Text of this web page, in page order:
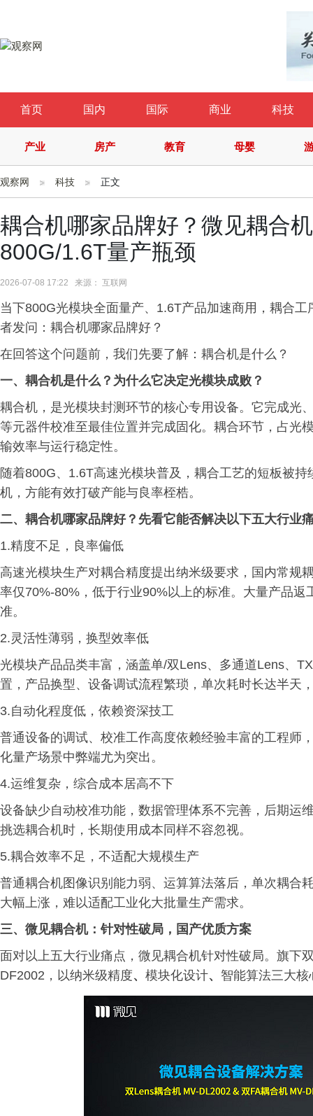
首页 国内 国际 商业 科技
产业 房产 教育 母婴
观察网 科技 正文
耦合机哪家品牌好？微见耦合
800G/1.6T量产瓶颈
2026-07-08 17:22 来源： 互联网
当下800G光模块全面量产、1.6T产品加速商用，耦合
者发问：耦合机哪家品牌好？
在回答这个问题前，我们先要了解：耦合机是什么？
一、 耦合机是什么？为什么它决定光模块成败？
耦合机，是光模块封测环节的核心专用设备。它完成光
等元器件校准至最佳位置并完成固化。耦合环节，占光
输效率与运行稳定性。
随着800G、1.6T高速光模块普及，耦合工艺的短板被
机，方能有效打破产能与良率桎梏。
二、 耦合机哪家品牌好？先看它能否解决以下五大行业
1.精度不足，良率偏低
高速光模块生产对耦合精度提出纳米级要求，国内常规
率仅70%-80%，低于行业90%以上的标准。大量产品
准。
2.灵活性薄弱，换型效率低
光模块产品品类丰富，涵盖单/双Lens、多通道Lens、
置，产品换型、设备调试流程繁琐，单次耗时长达半天
3.自动化程度低，依赖资深技工
普通设备的调试、校准工作高度依赖经验丰富的工程师
化量产场景中弊端尤为突出。
4.运维复杂，综合成本居高不下
设备缺少自动校准功能，数据管理体系不完善，后期运
挑选耦合机时，长期使用成本同样不容忽视。
5.耦合效率不足，不适配大规模生产
普通耦合机图像识别能力弱、运算算法落后，单次耦合
大幅上涨，难以适配工业化大批量生产需求。
三、 微见耦合机：针对性破局，国产优质方案
面对以上五大行业痛点，微见耦合机针对性破局。旗下
DF2002，以纳米级精度、 模块化设计、 智能算法三大